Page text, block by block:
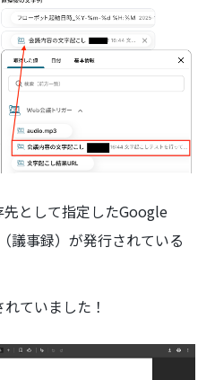
として指定したGoogle
議事録）が発行されている
ていました！